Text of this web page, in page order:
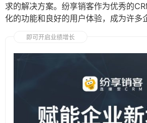
求的解决方案。纷享销客作为优秀的
化的功能和良好的用户体验，成为许多
即可开启业绩增长